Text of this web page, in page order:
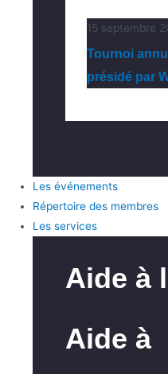
15 septembre
Tournoi
présidé par
Les événements
Répertoire des membres
Les services
Aide à
Aide à